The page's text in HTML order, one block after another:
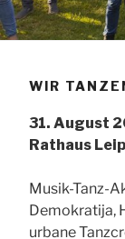
WIR
31. August
Rathaus
Musik-Tanz-
Demokratija,
urbane